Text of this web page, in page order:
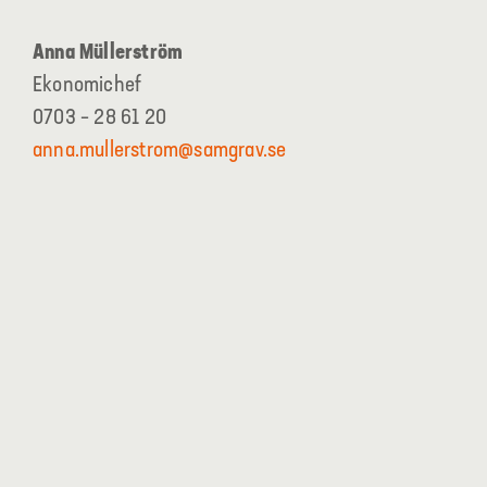
Anna Müllerström
Ekonomichef
0703 – 28 61 20
anna.mullerstrom@samgrav.se